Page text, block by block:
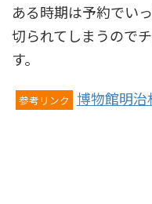
ある時期は予約でい
切られてしまうので
す。
参考リンク 博物館明治